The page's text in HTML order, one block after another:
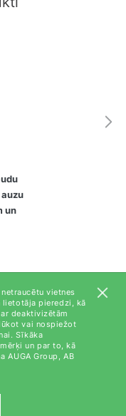
vietnes
pieredzi, kā
deaktivizētām
vai nospiežot
Sīkāka
un par to, kā
AUGA Group, AB
un
2018